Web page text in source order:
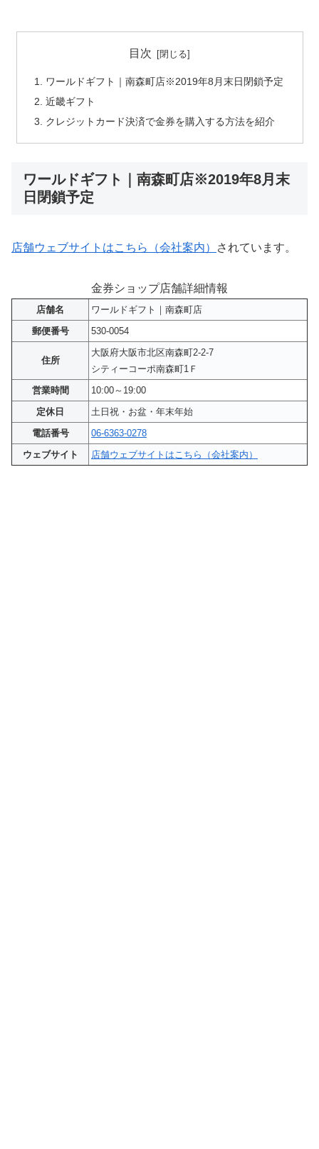
目次
ワールドギフト｜南森町店※2019年8月末日閉鎖予定
近畿ギフト
クレジットカード決済で金券を購入する方法を紹介
ワールドギフト｜南森町店※2019年8月末
日閉鎖予定
店舗ウェブサイトはこちら（会社案内） されています。
金券ショップ店舗詳細情報
店舗名
ワールドギフト｜南森町店
郵便番号
530-0054
住所
大阪府大阪市北区南森町2-2-7
シティーコーポ南森町1Ｆ
営業時間
10:00～19:00
定休日
土日祝・お盆・年末年始
電話番号
06-6363-0278
ウェブサイト
店舗ウェブサイトはこちら（会社案内）